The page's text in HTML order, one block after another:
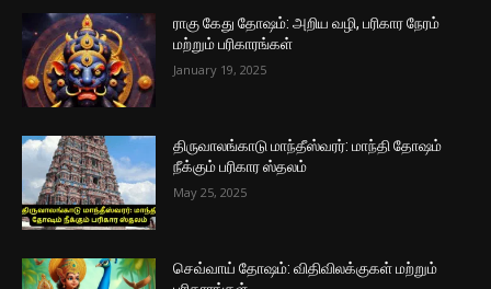
ராகு கேது தோஷம்: அறிய வழி, பரிகார நேரம்
மற்றும் பரிகாரங்கள்
January 19, 2025
திருவாலங்காடு மாந்தீஸ்வரர்: மாந்தி தோஷம்
நீக்கும் பரிகார ஸ்தலம்
May 25, 2025
செவ்வாய் தோஷம்: விதிவிலக்குகள் மற்றும்